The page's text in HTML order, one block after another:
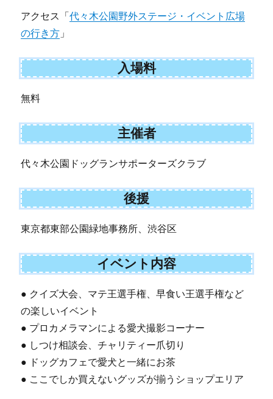
アクセス「代々木公園野外ステージ・イベント広場
の行き方 」
入場料
無料
主催者
代々木公園ドッグランサポーターズクラブ
後援
東京都東部公園緑地事務所、渋谷区
イベント内容
● クイズ大会、マテ王選手権、早食い王選手権など
の楽しいイベント
● プロカメラマンによる愛犬撮影コーナー
● しつけ相談会、チャリティー爪切り
● ドッグカフェで愛犬と一緒にお茶
● ここでしか買えないグッズが揃うショップエリア